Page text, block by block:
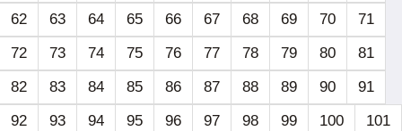
62
63 64 65 66 67 68 69 70
71
72
73 74 75 76 77 78 79 80
81
82
83 84 85 86 87 88 89 90
91
92
93 94 95 96 97 98 99 100 101